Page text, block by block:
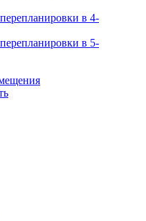
в 4-
в 5-